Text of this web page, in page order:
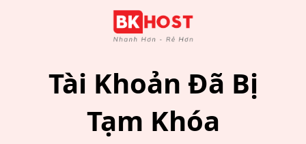
Tài Khoản Đã Bị
Tạm Khóa